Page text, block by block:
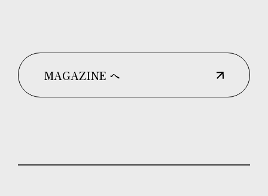
MAGAZINE へ